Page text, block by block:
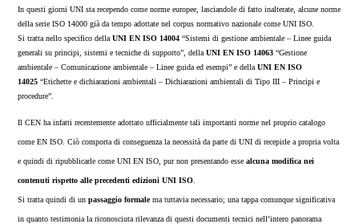
In questi giorni UNI sta recependo come norme europee, lasciandole di fatto inalterate, alcune norme
della serie ISO 14000 già da tempo adottate nel corpus normativo nazionale come UNI ISO.
Si tratta nello specifico dellaUNI EN ISO 14004 “Sistemi di gestione ambientale – Linee guida
generali su principi, sistemi e tecniche di supporto”, dellaUNI EN ISO 14063 “Gestione
ambientale – Comunicazione ambientale – Linee guida ed esempi” e dellaUNI EN ISO
14025 “Etichette e dichiarazioni ambientali – Dichiarazioni ambientali di Tipo III – Principi e
procedure”.
Il CEN ha infatti recentemente adottato ufficialmente tali importanti norme nel proprio catalogo
come EN ISO. Ciò comporta di conseguenza la necessità da parte di UNI di recepirle a propria volta
e quindi di ripubblicarle come UNI EN ISO, pur non presentando essealcuna modifica nei
contenuti rispetto alle precedenti edizioni UNI ISO
Si tratta quindi di unpassaggio formalema tuttavia necessario; una tappa comunque significativa
in quanto testimonia la riconosciuta rilevanza di questi documenti tecnici nell’intero panorama